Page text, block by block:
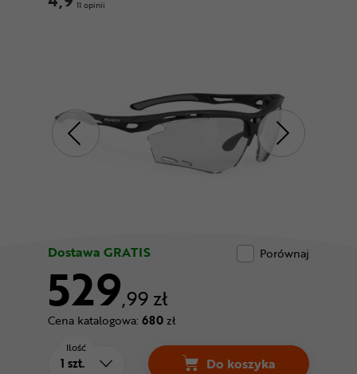
Superoferta
11 opinii
Dostawa GRATIS Porównaj
529,99 zł
Cena katalogowa: 680zł
Ilość
Do koszyka